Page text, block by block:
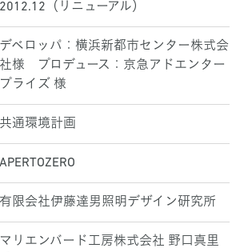
2012.12（リニューアル）
デベロッパ：横浜新都市センター株式会
社様 プロデュース：京急アドエンター
プライズ 様
共通環境計画
APERTOZERO
有限会社伊藤達男照明デザイン研究所
マリエンバード工房株式会社 野口真里